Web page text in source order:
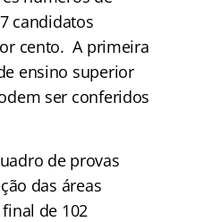
candidatos
cento. A primeira
ensino superior
ser conferidos
de provas
das áreas
de 102